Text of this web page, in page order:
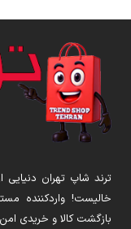
ترند شاپ تهران
بازگشت کالا و خریدی